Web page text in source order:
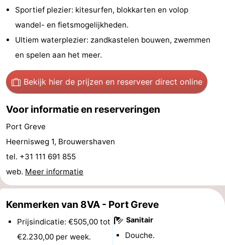
Haamstede
Haert
Wijde
-
Zeeland
Village
Zeeuwse
Kust
Zonnedorp
-
Hof
van
Haamstede
minutes
Strand
Zien
&
Bezienswaardigheden
Monumenten
Sportief plezier: kitesurfen, blokkarten en volop
wandel- en fietsmogelijkheden.
Ultiem waterplezier: zandkastelen bouwen, zwemmen
en spelen aan het meer.
Bekijk hier de prijzen en reserveer direct online
Voor informatie en reserveringen
Port Greve
Heernisweg 1, Brouwershaven
tel. +31 111 691 855
web. Meer informatie
Kenmerken van 8VA - Port Greve
Prijsindicatie: €505,00 tot
€2.230,00 per week.
Sanitair
Douche.